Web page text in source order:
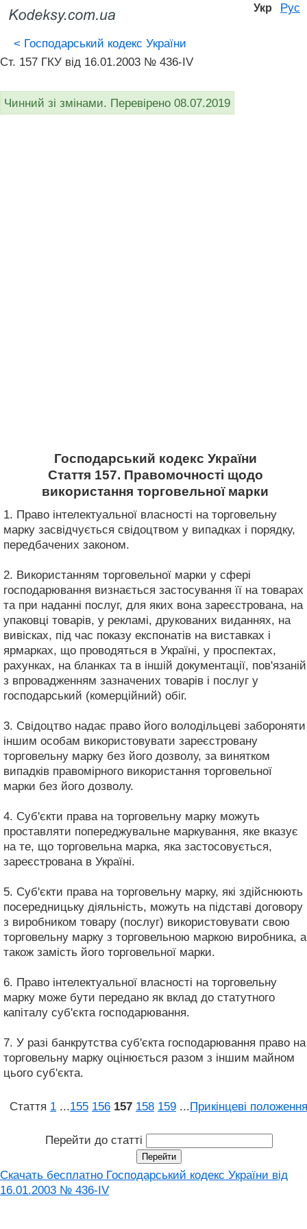
Укр Рус
< Господарський кодекс України
Ст. 157 ГКУ від 16.01.2003 № 436-IV
Чинний зі змінами. Перевірено 08.07.2019
Господарський кодекс України
Стаття 157. Правомочності щодо
використання торговельної марки
1. Право інтелектуальної власності на торговельну
марку засвідчується свідоцтвом у випадках і порядку,
передбачених законом.
2. Використанням торговельної марки у сфері
господарювання визнається застосування її на товарах
та при наданні послуг, для яких вона зареєстрована, на
упаковці товарів, у рекламі, друкованих виданнях, на
вивісках, під час показу експонатів на виставках і
ярмарках, що проводяться в Україні, у проспектах,
рахунках, на бланках та в іншій документації, пов'язаній
з впровадженням зазначених товарів і послуг у
господарський (комерційний) обіг.
3. Свідоцтво надає право його володільцеві забороняти
іншим особам використовувати зареєстровану
торговельну марку без його дозволу, за винятком
випадків правомірного використання торговельної
марки без його дозволу.
4. Суб'єкти права на торговельну марку можуть
проставляти попереджувальне маркування, яке вказує
на те, що торговельна марка, яка застосовується,
зареєстрована в Україні.
5. Суб'єкти права на торговельну марку, які здійснюють
посередницьку діяльність, можуть на підставі договору
з виробником товару (послуг) використовувати свою
торговельну марку з торговельною маркою виробника, а
також замість його торговельної марки.
6. Право інтелектуальної власності на торговельну
марку може бути передано як вклад до статутного
капіталу суб'єкта господарювання.
7. У разі банкрутства суб'єкта господарювання право на
торговельну марку оцінюється разом з іншим майном
цього суб'єкта.
Стаття 1 ...155 156 157 158 159 ...Прикінцеві положення
Перейти до статті
Скачать бесплатно Господарський кодекс України від
16.01.2003 № 436-IV